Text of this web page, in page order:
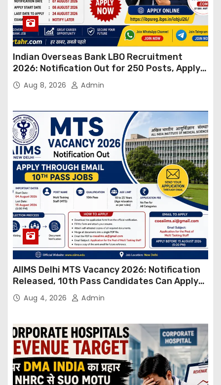
Indian Overseas Bank LBO Recruitment
2026: Notification Out for 250 Posts, Apply
OnlineAug 8, 2026 Admin
AIIMS Delhi MTS Vacancy 2026: Notification
Released, 10th Pass Candidates Can Apply
Through Email
Aug 4, 2026 Admin